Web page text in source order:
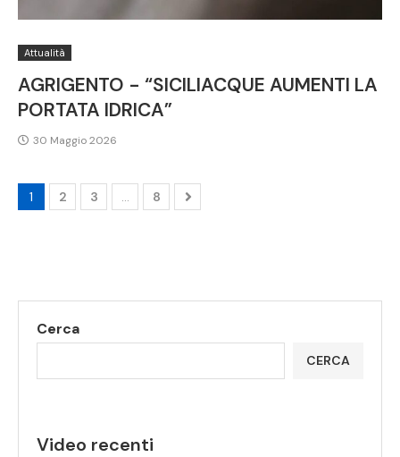
Attualità
AGRIGENTO - “SICILIACQUE AUMENTI LA
PORTATA IDRICA”
30 Maggio 2026
1 2 3 … 8
Cerca
CERCA
Video recenti